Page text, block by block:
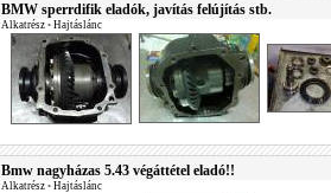
BMW sperrdifik eladók, javítás felújítás stb.
Alkatrész • Hajtáslánc
Bmw nagyházas 5.43 végáttétel eladó!!
Alkatrész • Hajtáslánc